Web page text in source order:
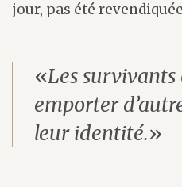
jour, pas été
«Les
emporter
leur identité.»